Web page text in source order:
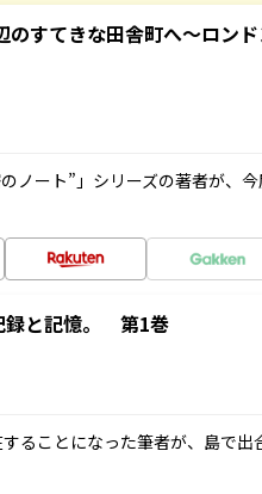
すてきな田舎町へ～ロン
ノート”」シリーズの著者が、
録と記憶。 第1巻
ることになった筆者が、島で出